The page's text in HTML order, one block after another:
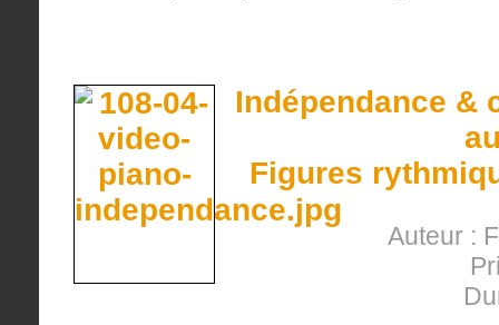
Indépendance &
Figures
Auteur :